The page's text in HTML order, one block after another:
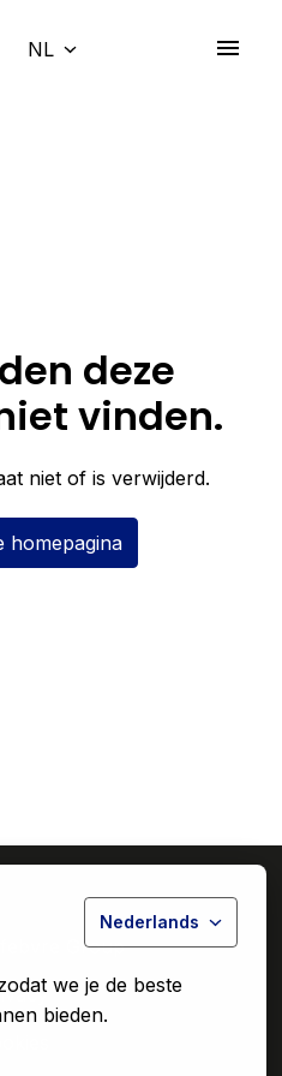
Nederlands
we je de beste
bieden.
NL
deze
vinden.
niet of is verwijderd.
homepagina
Group